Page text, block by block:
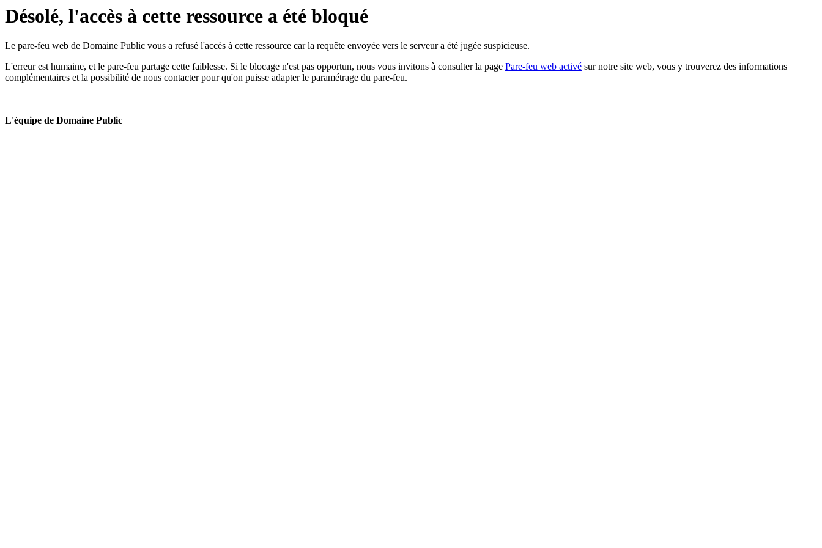
Désolé, l'accès à cette ressource a été bloqué
Le pare-feu web de Domaine Public vous a refusé l'accès à cette ressource car la requête envoyée vers le serveur a été jugée suspicieuse.
L'erreur est humaine, et le pare-feu partage cette faiblesse. Si le blocage n'est pas opportun, nous vous invitons à consulter la page Pare-feu web activé sur notre site web, vous y trouverez des informations
complémentaires et la possibilité de nous contacter pour qu'on puisse adapter le paramétrage du pare-feu.
L'équipe de Domaine Public